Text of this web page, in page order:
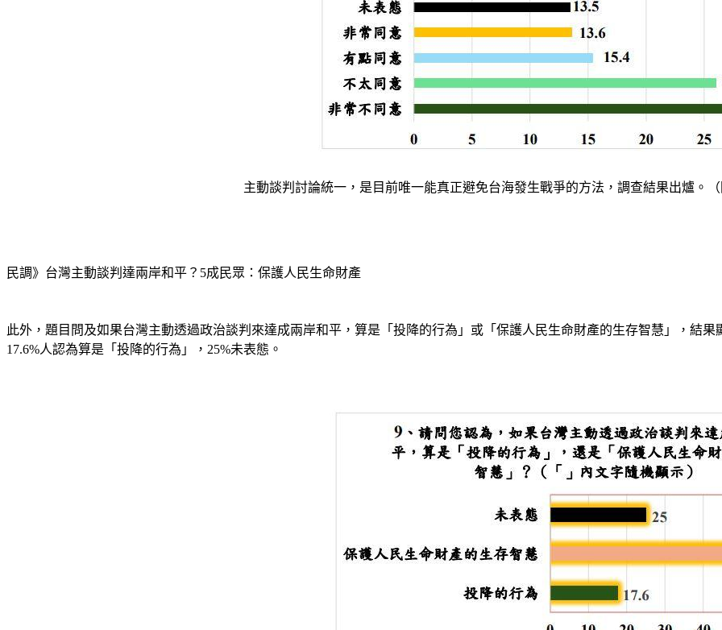
主動談判討論統一，是目前唯一能真正避免台海發生戰爭的方法，調查結果出爐。
民調》台灣主動談判達兩岸和平？5成民眾：保護人民生命財產
此外，題目問及如果台灣主動透過政治談判來達成兩岸和平，算是「投降的行為」或「保護人民生命財產的生存智慧」，結
17.6%人認為算是「投降的行為」，25%未表態。